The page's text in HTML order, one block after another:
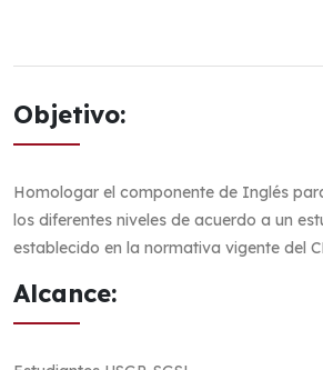
Objetivo:
Homologar el componente de Inglés
los diferentes niveles de acuerdo a un
establecido en la normativa vigente del
Alcance: